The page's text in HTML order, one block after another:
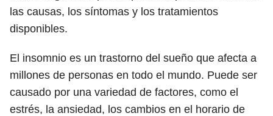
las causas, los síntomas y los tratamientos
disponibles.
El insomnio es un trastorno del sueño que afecta a
millones de personas en todo el mundo. Puede ser
causado por una variedad de factores, como el
estrés, la ansiedad, los cambios en el horario de